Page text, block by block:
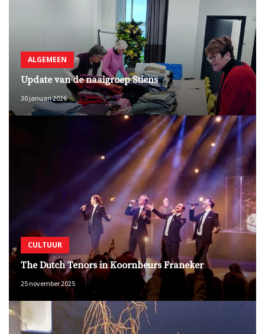
ALGEMEEN
Update van de naaigroep Stiens
30 januari 2026
CULTUUR
The Dutch Tenors in Koornbeurs Franeker
25 november 2025